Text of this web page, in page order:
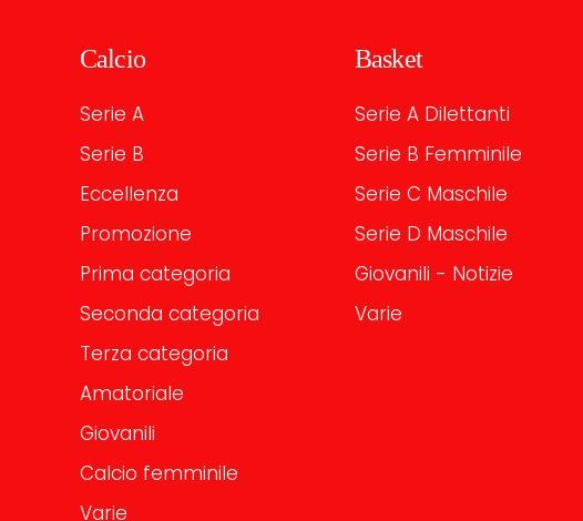
Calcio
Serie A
Serie B
Eccellenza
Promozione
Prima categoria
Seconda categoria
Terza categoria
Amatoriale
Giovanili
Calcio femminile
Varie
Basket
Serie A Dilettanti
Serie B Femminile
Serie C Maschile
Serie D Maschile
Giovanili - Notizie
Varie